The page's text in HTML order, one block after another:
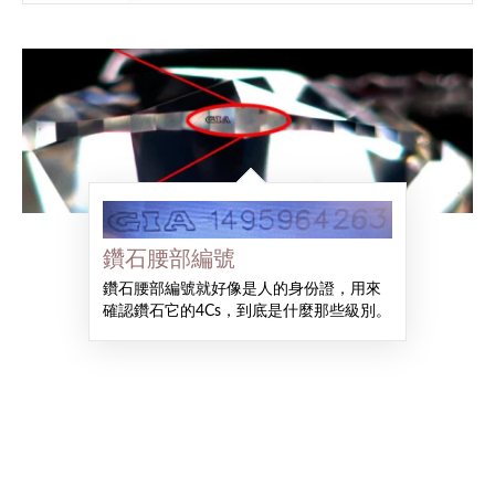
鑽石腰部編號
鑽石腰部編號就好像是人的身份證，用來
確認鑽石它的4Cs，到底是什麼那些級別。